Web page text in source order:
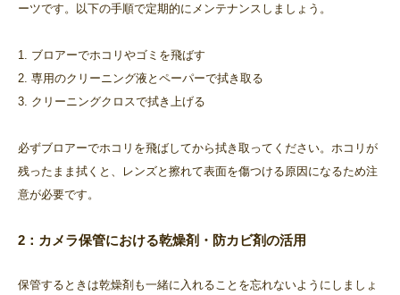
ーツです。以下の手順で定期的にメンテナンスしましょう。
1. ブロアーでホコリやゴミを飛ばす
2. 専用のクリーニング液とペーパーで拭き取る
3. クリーニングクロスで拭き上げる
必ずブロアーでホコリを飛ばしてから拭き取ってください。ホコリが
残ったまま拭くと、レンズと擦れて表面を傷つける原因になるため注
意が必要です。
2：カメラ保管における乾燥剤・防カビ剤の活用
保管するときは乾燥剤も一緒に入れることを忘れないようにしましょ